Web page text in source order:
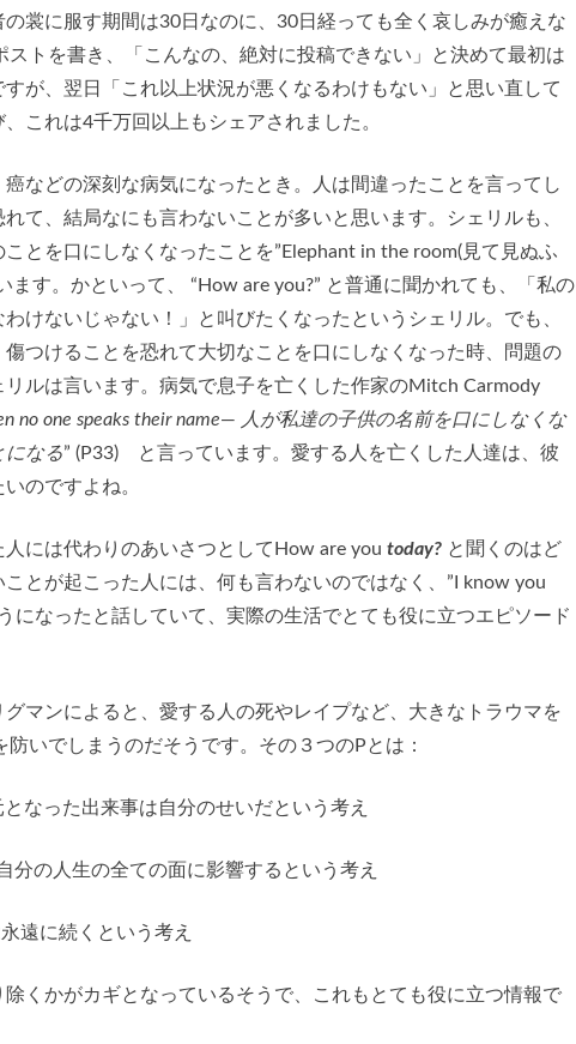
裳に服す期間は30日なのに、30日経っても全く哀しみが癒えな
ストを書き、「こんなの、絶対に投稿できない」と決めて最初は
が、翌日「これ以上状況が悪くなるわけもない」と思い直して
これは4千万回以上もシェアされました。
などの深刻な病気になったとき。人は間違ったことを言ってし
て、結局なにも言わないことが多いと思います。シェリルも、
とを口にしなくなったことを”Elephant in the room(見て見ぬふ
ます。かといって、 “How are you?” と普通に聞かれても、「私の
けないじゃない！」と叫びたくなったというシェリル。でも、
つけることを恐れて大切なことを口にしなくなった時、問題の
ルは言います。病気で息子を亡くした作家のMitch Carmody
no one speaks their name— 人が私達の子供の名前を口にしなくな
になる” (P33) と言っています。愛する人を亡くした人達は、彼
のですよね。
には代わりのあいさつとしてHow are you today? と聞くのはど
とが起こった人には、何も言わないのではなく、”I know you
になったと話していて、実際の生活でとても役に立つエピソード
マンによると、愛する人の死やレイプなど、大きなトラウマを
いでしまうのだそうです。その３つのPとは：
なった出来事は自分のせいだという考え
分の人生の全ての面に影響するという考え
遠に続くという考え
くかがカギとなっているそうで、これもとても役に立つ情報で